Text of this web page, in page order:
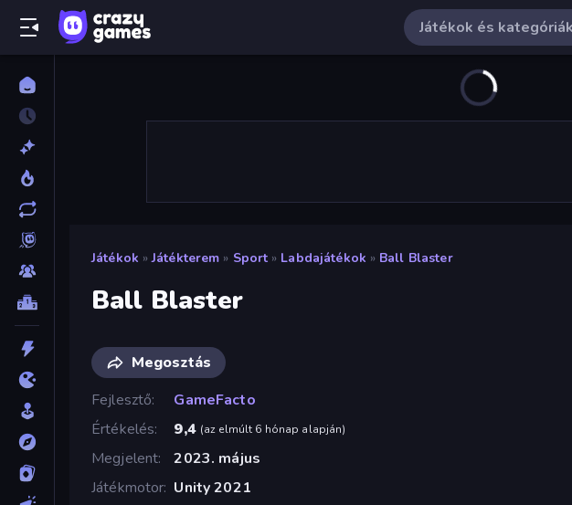
Játékok » Játékterem » Sport » Labdajátékok » Ball Blaster
Ball Blaster
Megosztás
Fejlesztő
GameFacto
Értékelés
9,4 (az elmúlt 6 hónap alapján)
Megjelent
2023. május
Játékmotor Unity 2021